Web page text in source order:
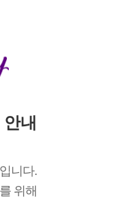
내
니다.
위해